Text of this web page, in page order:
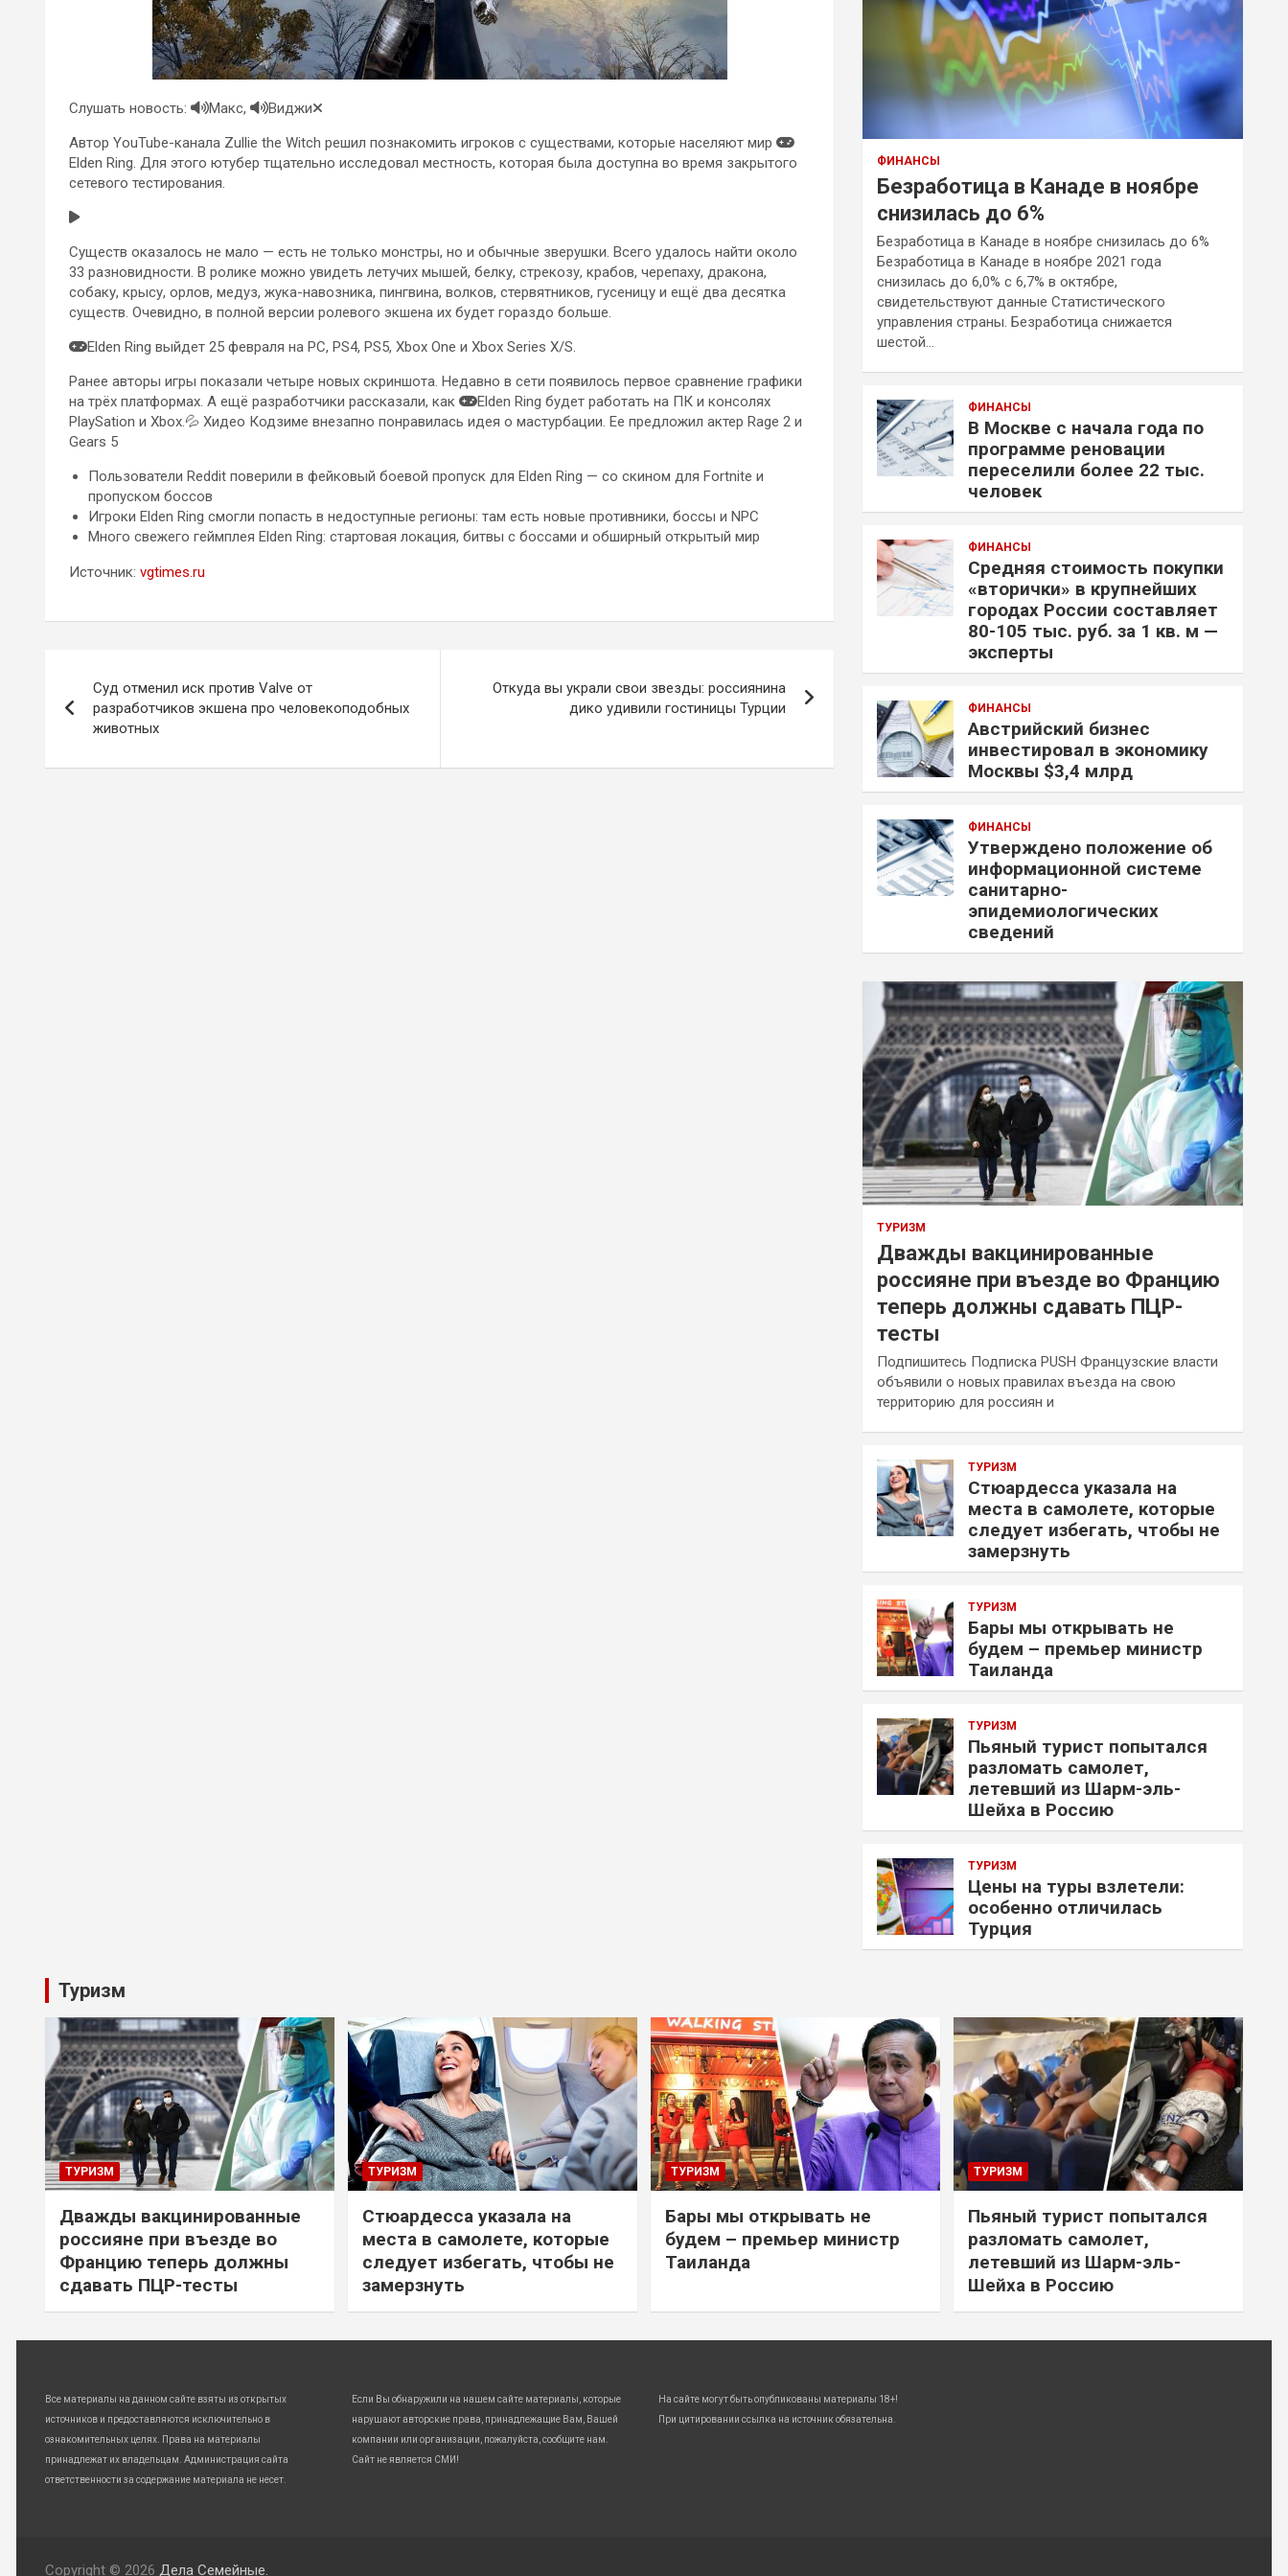
Слушать новость: Макс,
Виджи
Автор YouTube-канала Zullie the Witch решил познакомить игроков с существами, которые населяют мир
Elden Ring. Для этого ютубер тщательно исследовал местность, которая была доступна во время закрытого
сетевого тестирования.
Существ оказалось не мало — есть не только монстры, но и обычные зверушки. Всего удалось найти около
33 разновидности. В ролике можно увидеть летучих мышей, белку, стрекозу, крабов, черепаху, дракона,
собаку, крысу, орлов, медуз, жука-навозника, пингвина, волков, стервятников, гусеницу и ещё два десятка
существ. Очевидно, в полной версии ролевого экшена их будет гораздо больше.
Elden Ring выйдет 25 февраля на PC, PS4, PS5, Xbox One и Xbox Series X/S.
Ранее авторы игры показали четыре новых скриншота. Недавно в сети появилось первое сравнение графики
на трёх платформах. А ещё разработчики рассказали, как
Elden Ring будет работать на ПК и консолях
PlaySation и Xbox.💦 Хидео Кодзиме внезапно понравилась идея о мастурбации. Ее предложил актер Rage 2 и
Gears 5
Пользователи Reddit поверили в фейковый боевой пропуск для Elden Ring — со скином для Fortnite и
пропуском боссов
Игроки Elden Ring смогли попасть в недоступные регионы: там есть новые противники, боссы и NPC
Много свежего геймплея Elden Ring: стартовая локация, битвы с боссами и обширный открытый мир
Источник: vgtimes.ru
по
Суд отменил иск против Valve от
разработчиков экшена про человекоподобных
животных
Откуда вы украли свои звезды: россиянина
дико удивили гостиницы Турции
ФИНАНСЫ
Безработица в Канаде в ноябре
снизилась до 6%
Безработица в Канаде в ноябре снизилась до 6%
Безработица в Канаде в ноябре 2021 года
снизилась до 6,0% с 6,7% в октябре,
свидетельствуют данные Статистического
управления страны. Безработица снижается
шестой…
ФИНАНСЫ
В Москве с начала года по
программе реновации
переселили более 22 тыс.
человек
ФИНАНСЫ
Средняя стоимость покупки
«вторички» в крупнейших
городах России составляет
80-105 тыс. руб. за 1 кв. м —
эксперты
ФИНАНСЫ
Австрийский бизнес
инвестировал в экономику
Москвы $3,4 млрд
ФИНАНСЫ
Утверждено положение об
информационной системе
санитарно-
эпидемиологических
сведений
ТУРИЗМ
Дважды вакцинированные
россияне при въезде во Францию
теперь должны сдавать ПЦР-
тесты
Подпишитесь Подписка PUSH Французские власти
объявили о новых правилах въезда на свою
территорию для россиян и
ТУРИЗМ
Стюардесса указала на
места в самолете, которые
следует избегать, чтобы не
замерзнуть
ТУРИЗМ
Бары мы открывать не
будем – премьер министр
Таиланда
ТУРИЗМ
Пьяный турист попытался
разломать самолет,
летевший из Шарм-эль-
Шейха в Россию
ТУРИЗМ
Цены на туры взлетели:
особенно отличилась
Турция
Туризм
ТУРИЗМ
Дважды вакцинированные
россияне при въезде во
Францию теперь должны
сдавать ПЦР-тесты
ТУРИЗМ
Стюардесса указала на
места в самолете, которые
следует избегать, чтобы не
замерзнуть
ТУРИЗМ
Бары мы открывать не
будем – премьер министр
Таиланда
ТУРИЗМ
Пьяный турист попытался
разломать самолет,
летевший из Шарм-эль-
Шейха в Россию
Все материалы на данном сайте взяты из открытых
источников и предоставляются исключительно в
ознакомительных целях. Права на материалы
принадлежат их владельцам. Администрация сайта
ответственности за содержание материала не несет.
Если Вы обнаружили на нашем сайте материалы, которые
нарушают авторские права, принадлежащие Вам, Вашей
компании или организации, пожалуйста, сообщите нам.
Сайт не является СМИ!
На сайте могут быть опубликованы материалы 18+!
При цитировании ссылка на источник обязательна.
Copyright © 2026 Дела Семейные.